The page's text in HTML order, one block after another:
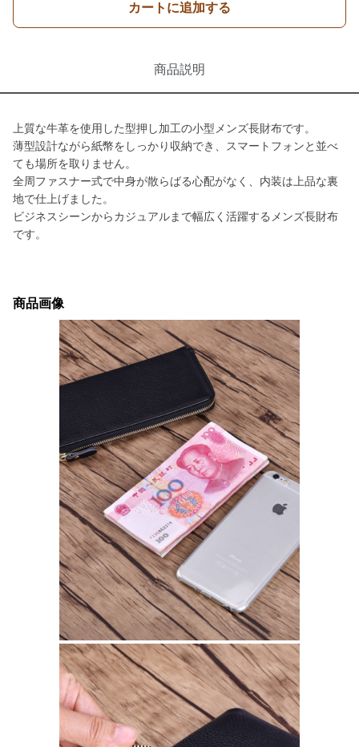
カートに追加する
商品説明
上質な牛革を使用した型押し加工の小型メンズ長財布です。
薄型設計ながら紙幣をしっかり収納でき、スマートフォンと並べ
ても場所を取りません。
全周ファスナー式で中身が散らばる心配がなく、内装は上品な裏
地で仕上げました。
ビジネスシーンからカジュアルまで幅広く活躍するメンズ長財布
です。
商品画像